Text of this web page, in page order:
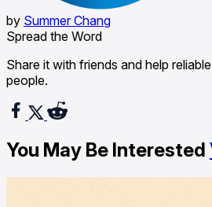
by Summer Chang
Spread the Word
Share it with friends and help
people.
You May Be Interested